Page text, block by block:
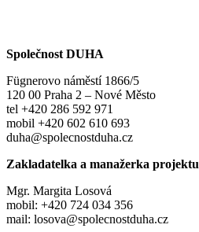
Společnost DUHA
Fügnerovo náměstí 1866/5
120 00 Praha 2 – Nové Město
tel +420 286 592 971
mobil +420 602 610 693
duha@spolecnostduha.cz
Zakladatelka a manažerka projektu
Mgr. Margita Losová
mobil: +420 724 034 356
mail: losova@spolecnostduha.cz